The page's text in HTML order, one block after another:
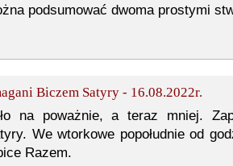
podsumować dwoma prostymi
Biczem Satyry - 16.08.2022r.
na poważnie, a teraz mniej.
We wtorkowe popołudnie od
Razem.